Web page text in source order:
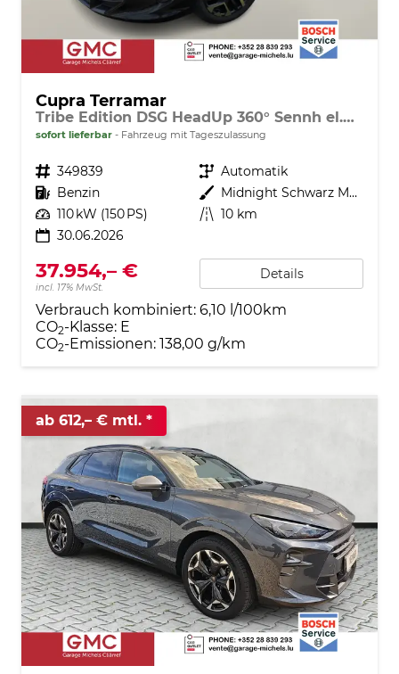
Cupra Terramar
Tribe Edition DSG HeadUp 360° Sennh el.Hk ParkA
sofort lieferbar Fahrzeug mit Tageszulassung
Fahrzeugnr. 349839 Getriebe Automatik
Kraftstoff Benzin Außenfarbe
Midnight Schwarz Metallic
Leistung 110 kW (150 PS) Kilometerstand 10 km
30.06.2026
37.954,– €
incl. 17% MwSt.
Details
Verbrauch kombiniert: 6,10 l/100km
CO2-Klasse: E
CO2-Emissionen: 138,00 g/km
ab 612,– € mtl.